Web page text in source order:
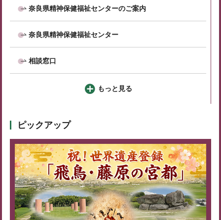
奈良県精神保健福祉センターのご案内
奈良県精神保健福祉センター
相談窓口
もっと見る
ピックアップ